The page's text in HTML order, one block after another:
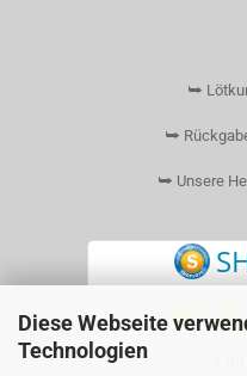
Diese Webseite
Technologien
⮩
⮩
⮩ Unsere